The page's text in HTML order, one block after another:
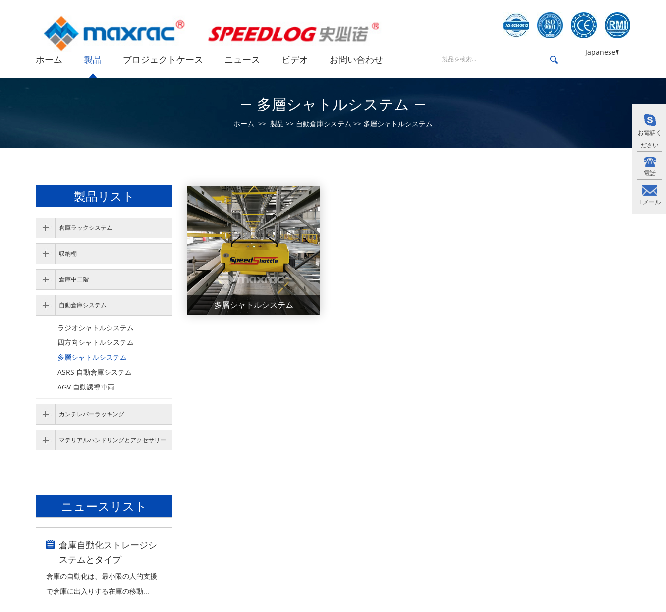
ホーム 製品 プロジェクトケース ニュース ビデオ お問い合わせ
Japanese
多層シャトルシステム
ホーム >> 製品 >> 自動倉庫システム >> 多層シャトルシステム
多層シャトルシステム
製品リスト
倉庫ラックシステム
収納棚
倉庫中二階
自動倉庫システム
ラジオシャトルシステム
四方向シャトルシステム
多層シャトルシステム
ASRS 自動倉庫システム
AGV 自動誘導車両
カンチレバーラッキング
マテリアルハンドリングとアクセサリー
ニュースリスト
倉庫自動化ストレージシ
ステムとタイプ
倉庫の自動化は、最小限の人的支援
で倉庫に出入りする在庫の移動...
お電話く
ださい
電話
Eメール